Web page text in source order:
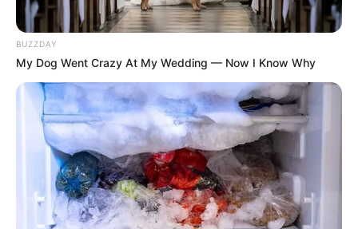
BUZZDAY
My Dog Went Crazy At My Wedding — Now I Know Why